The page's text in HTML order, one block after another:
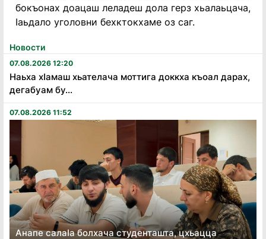
Новости
07.08.2026 12:20
Наьха хӏамаш хьателача моттига доккха къоал дарах,
дегабуам бу...
07.08.2026 11:52
Анапе салаӏа болхача студенташта, цхьацца
бокъонах доацаш леладеш дола герз хьалаьцача,
Iаьдало уголовни бехктокхаме оз саг.